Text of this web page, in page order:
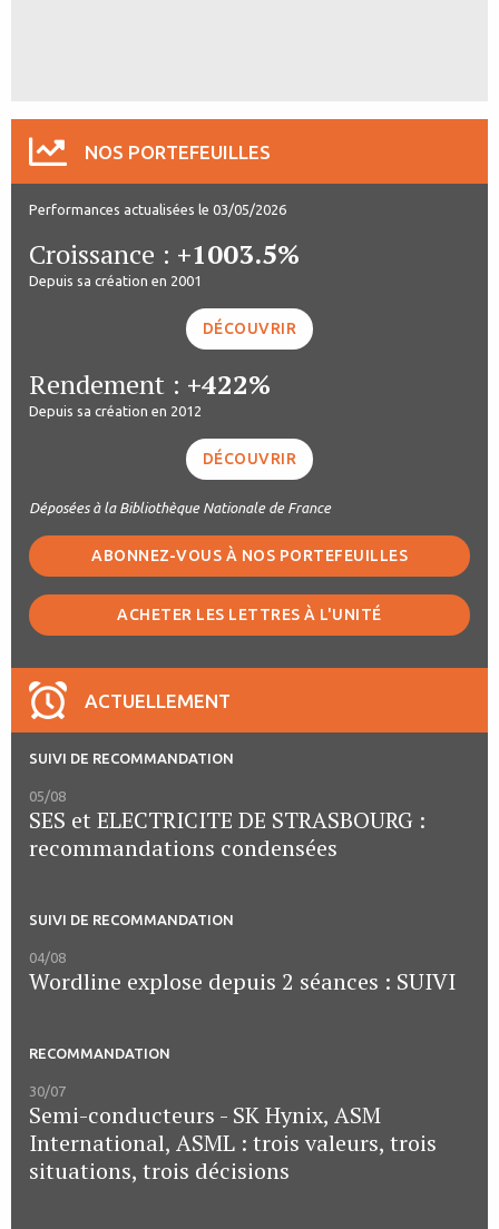
NOS PORTEFEUILLES
Performances actualisées le 03/05/2026
Croissance : +1003.5%
Depuis sa création en 2001
DÉCOUVRIR
Rendement : +422%
Depuis sa création en 2012
DÉCOUVRIR
Déposées à la Bibliothèque Nationale de France
ABONNEZ-VOUS À NOS PORTEFEUILLES
ACHETER LES LETTRES À L'UNITÉ
ACTUELLEMENT
SUIVI DE RECOMMANDATION
05/08
SES et ELECTRICITE DE STRASBOURG :
recommandations condensées
SUIVI DE RECOMMANDATION
04/08
Wordline explose depuis 2 séances : SUIVI
RECOMMANDATION
30/07
Semi-conducteurs - SK Hynix, ASM
International, ASML : trois valeurs, trois
situations, trois décisions